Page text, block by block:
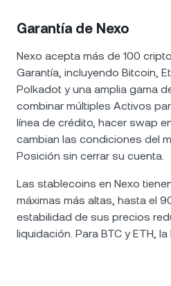
Garantía de Nexo
Nexo acepta más de 100
Garantía, incluyendo Bitcoin,
Polkadot y una amplia gama
combinar múltiples Activos
línea de crédito, hacer swap
cambian las condiciones del
Posición sin cerrar su cuenta.
Las stablecoins en Nexo
máximas más altas, hasta el
estabilidad de sus precios
liquidación. Para BTC y ETH,